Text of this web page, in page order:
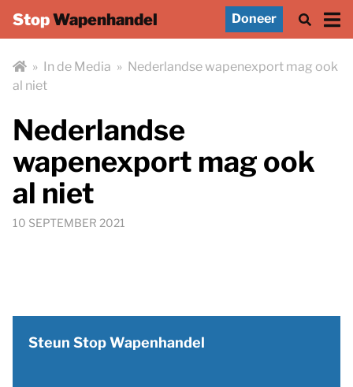
StopWapenhandel Doneer
» In de Media » Nederlandse wapenexport mag ook
al niet
Nederlandse
wapenexport mag ook
al niet
10 SEPTEMBER 2021
Steun Stop Wapenhandel